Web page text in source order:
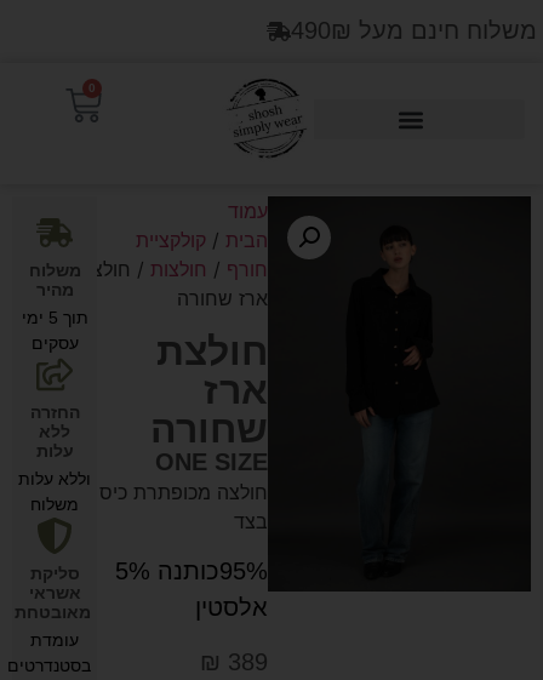
משלוח חינם מעל 490₪
0
עמוד
הבית / קולקציית
חורף / חולצות / חולצת
ארז שחורה
חולצת
ארז
שחורה
ONE SIZE
חולצה מכופתרת כיס
בצד
95%כותנה 5%
אלסטין
389
₪
משלוח
מהיר
תוך 5 ימי
עסקים
החזרה
ללא
עלות
וללא עלות
משלוח
סליקת
אשראי
מאובטחת
עומדת
בסטנדרטים